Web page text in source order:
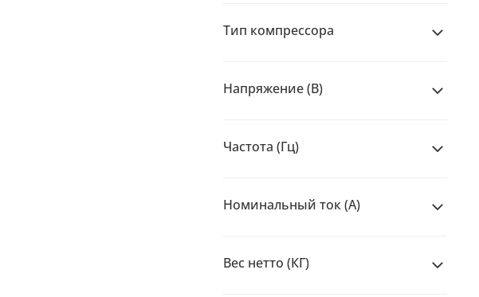
Тип компрессора
Напряжение (В)
Частота (Гц)
Номинальный ток (А)
Вес нетто (КГ)